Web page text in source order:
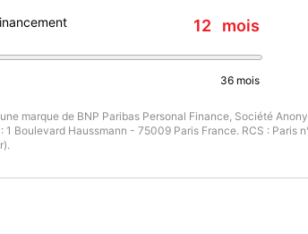
12 mois
36 mois
marque de BNP Paribas Personal Finance, Société
1 Boulevard Haussmann - 75009 Paris France. RCS : Paris